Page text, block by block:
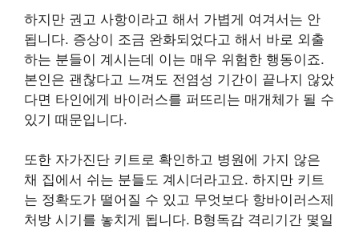
하지만 권고 사항이라고 해서 가볍게 여겨서는 안
됩니다. 증상이 조금 완화되었다고 해서 바로 외출
하는 분들이 계시는데 이는 매우 위험한 행동이죠.
본인은 괜찮다고 느껴도 전염성 기간이 끝나지 않았
다면 타인에게 바이러스를 퍼뜨리는 매개체가 될 수
있기 때문입니다.
또한 자가진단 키트로 확인하고 병원에 가지 않은
채 집에서 쉬는 분들도 계시더라고요. 하지만 키트
는 정확도가 떨어질 수 있고 무엇보다 항바이러스제
처방 시기를 놓치게 됩니다. B형독감 격리기간 몇일